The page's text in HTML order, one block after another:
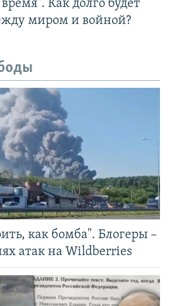
Как долго будет
миром и войной?
как бомба". Блогеры –
атак на Wildberries